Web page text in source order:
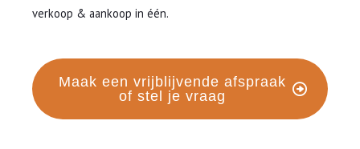
verkoop & aankoop in één.
Maak een vrijblijvende afspraak
of stel je vraag